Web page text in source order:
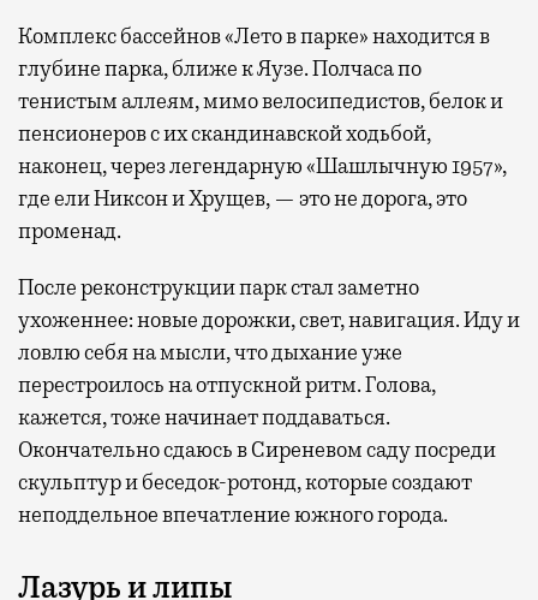
Комплекс бассейнов «Лето в парке» находится в
глубине парка, ближе к Яузе. Полчаса по
тенистым аллеям, мимо велосипедистов, белок и
пенсионеров с их скандинавской ходьбой,
наконец, через легендарную «Шашлычную 1957»,
где ели Никсон и Хрущев, — это не дорога, это
променад.
После реконструкции парк стал заметно
ухоженнее: новые дорожки, свет, навигация. Иду и
ловлю себя на мысли, что дыхание уже
перестроилось на отпускной ритм. Голова,
кажется, тоже начинает поддаваться.
Окончательно сдаюсь в Сиреневом саду посреди
скульптур и беседок-ротонд, которые создают
неподдельное впечатление южного города.
Лазурь и липы